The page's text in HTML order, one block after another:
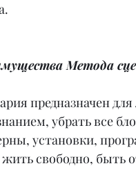
Метода
предназначен
убрать все
установки,
жить свободно, быть